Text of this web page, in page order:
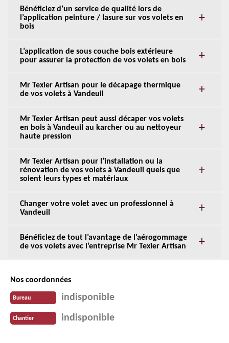
Bénéficiez d’un service de qualité lors de
l’application peinture / lasure sur vos volets en
bois
L’application de sous couche bois extérieure
pour assurer la protection de vos volets en bois
Mr Texier Artisan pour le décapage thermique
de vos volets à Vandeuil
Mr Texier Artisan peut aussi décaper vos volets
en bois à Vandeuil au karcher ou au nettoyeur
haute pression
Mr Texier Artisan pour l’installation ou la
rénovation de vos volets à Vandeuil quels que
soient leurs types et matériaux
Changer votre volet avec un professionnel à
Vandeuil
Bénéficiez de tout l’avantage de l’aérogommage
de vos volets avec l’entreprise Mr Texier Artisan
Nos coordonnées
Bureau indisponible
Chantier indisponible